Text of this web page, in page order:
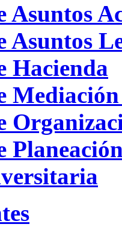
Asuntos
Asuntos
Hacienda